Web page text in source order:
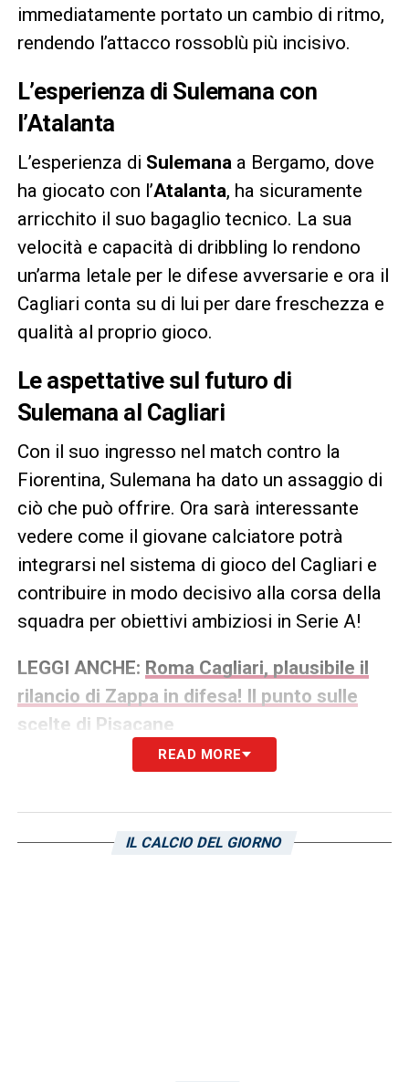
immediatamente portato un cambio di ritmo,
rendendo l’attacco rossoblù più incisivo.
L’esperienza di Sulemana con
l’Atalanta
L’esperienza di Sulemanaa Bergamo, dove
ha giocato con l’Atalanta, ha sicuramente
arricchito il suo bagaglio tecnico. La sua
velocità e capacità di dribbling lo rendono
un’arma letale per le difese avversarie e ora il
Cagliari conta su di lui per dare freschezza e
qualità al proprio gioco.
Le aspettative sul futuro di
Sulemana al Cagliari
Con il suo ingresso nel match contro la
Fiorentina, Sulemana ha dato un assaggio di
ciò che può offrire. Ora sarà interessante
vedere come il giovane calciatore potrà
integrarsi nel sistema di gioco del Cagliari e
contribuire in modo decisivo alla corsa della
squadra per obiettivi ambiziosi in Serie A!
LEGGI ANCHE: Roma Cagliari, plausibile il
rilancio di Zappa in difesa! Il punto sulle
scelte di Pisacane
READ MORE
IL CALCIO DEL GIORNO